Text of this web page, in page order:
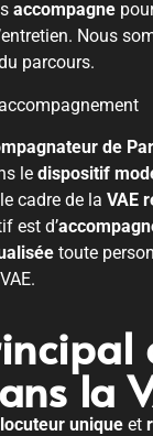
accompagne
Nous
parcours.
de
le dispositif
cadre de la VAE
est d’
toute
la
unique et